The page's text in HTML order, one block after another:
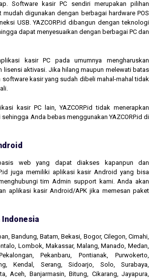
Software kasir PC sendiri merupakan pilihan
digunakan dengan berbagai hardware POS
USB. YAZCORP.id dibangun dengan teknologi
dapat menyesuaikan dengan berbagai PC dan
kasir PC pada umumnya mengharuskan
lisensi aktivasi. Jika hilang maupun melewati batas
software kasir yang sudah dibeli mahal-mahal tidak
kasir PC lain, YAZCORP.id tidak menerapkan
Anda bebas menggunakan YAZCORP.id di
web yang dapat diakses kapanpun dan
juga memiliki aplikasi kasir Android yang bisa
tim Admin support kami. Anda akan
aplikasi kasir Android/APK jika memesan paket
Indonesia
Bandung, Batam, Bekasi, Bogor, Cilegon, Cimahi,
Lombok, Makassar, Malang, Manado, Medan,
Pekanbaru, Pontianak, Purwokerto,
Kendal, Serang, Sidoarjo, Solo, Surabaya,
Aceh, Banjarmasin, Bitung, Cikarang, Jayapura,